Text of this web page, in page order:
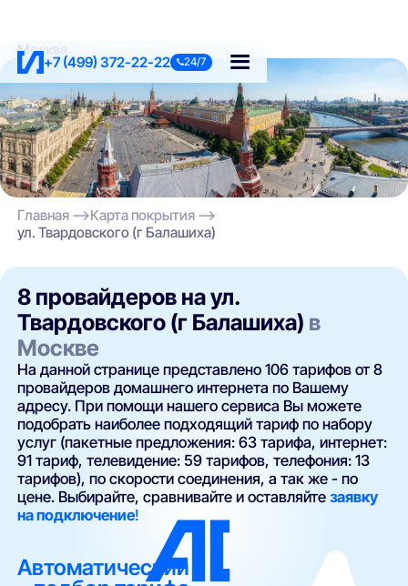
+7 (499) 372-22-22 24/7
Москва
Главная
Карта покрытия
ул. Твардовского (г Балашиха)
8 провайдеров на ул.
Твардовского (г Балашиха) в
Москве
На данной странице представлено 106 тарифов от 8
провайдеров домашнего интернета по Вашему
адресу. При помощи нашего сервиса Вы можете
подобрать наиболее подходящий тариф по набору
услуг (пакетные предложения: 63 тарифа, интернет:
91 тариф, телевидение: 59 тарифов, телефония: 13
тарифов), по скорости соединения, а так же - по
цене. Выбирайте, сравнивайте и оставляйтезаявку
на подключение!
Автоматический